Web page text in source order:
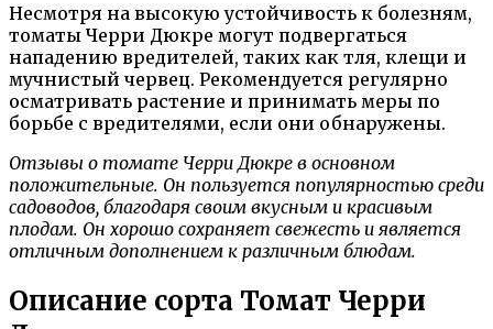
Несмотря на высокую устойчивость к болезням,
томаты Черри Дюкре могут подвергаться
нападению вредителей, таких как тля, клещи и
мучнистый червец. Рекомендуется регулярно
осматривать растение и принимать меры по
борьбе с вредителями, если они обнаружены.
Отзывы о томате Черри Дюкре в основном
положительные. Он пользуется популярностью среди
садоводов, благодаря своим вкусным и красивым
плодам. Он хорошо сохраняет свежесть и является
отличным дополнением к различным блюдам.
Описание сорта Томат Черри